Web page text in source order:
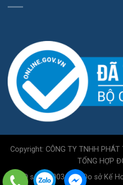
Copyright: CÔNG TY TNHH PHÁT
TỔNG HỢP
GPKD số 0110034717 Do sở Kế